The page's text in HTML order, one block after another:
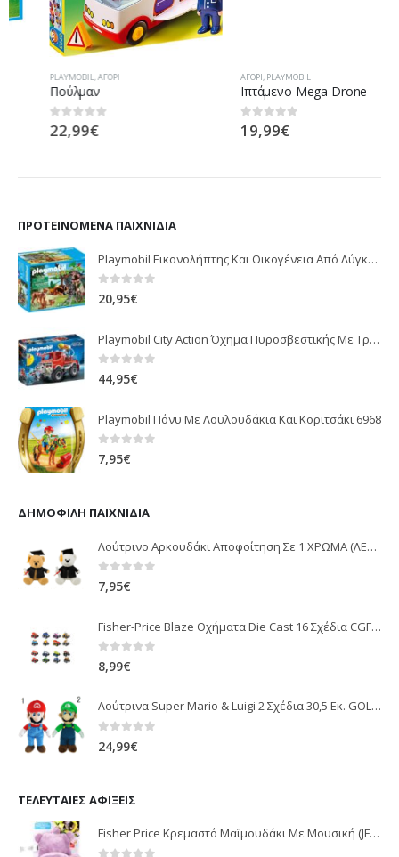
PLAYMOBIL,ΑΓΌΡΙ
Πούλμαν
out of 5
22,99€
PLAYMOBIL
Ιπτάμενο Mega Drone
out of 5
19,99 €
ΠΡΟΤΕΙΝΌΜΕΝΑ ΠΑΙΧΝΊΔΙΑ
Playmobil Εικονολήπτης Και Οικογένεια Από Λύγκες 5561
0 out of 5
20,95€
Playmobil City Action Όχημα Πυροσβεστικής Με Τροχαλία Ρυμούλκησης 9466
0 out of 5
44,95€
Playmobil Πόνυ Με Λουλουδάκια Και Κοριτσάκι 6968
0out of 5
7,95€
ΔΗΜΟΦΙΛΉ ΠΑΙΧΝΊΔΙΑ
Λούτρινο Αρκουδάκι Αποφοίτηση Σε 1 ΧΡΩΜΑ (ΛΕΥΚΟ)25Εκ 1850
0out of 5
7,95€
Fisher-Price Blaze Οχήματα Die Cast 16 Σχέδια CGF20
0 out of 5
8,99€
Λούτρινα Super Mario & Luigi 2 Σχέδια 30,5 Εκ. GOL13769
0 out of 5
24,99€
ΤΕΛΕΥΤΑΊΕΣ ΑΦΊΞΕΙΣ
Fisher Price Κρεμαστό Μαϊμουδάκι Με Μουσική (JFF02)